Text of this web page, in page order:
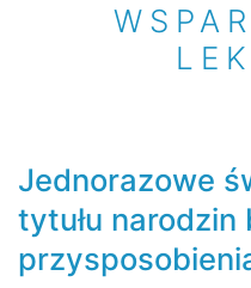
Jednorazowe
tytułu narodzin